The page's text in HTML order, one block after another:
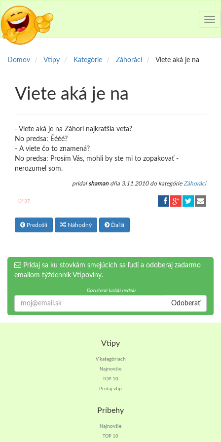
Domov Vtipy Kategórie Záhoráci Viete aká je na
Viete aká je na
- Viete aká je na Záhorí najkratšia veta?
No predsa: Éééé?
- A viete čo to znamená?
No predsa: Prosím Vás, mohli by ste mi to zopakovať -
nerozumel som.
pridal shamandňa 3.11.2010 do kategórie Záhoráci
37
Predošlí Náhodný Ďaľší
Pridaj sa ku stovkám smejúcich sa ľudí a odoberaj zadarmo
emailom týždenník Vtipoviny.
Doručené každú nedeľu
Odoberať
Vtipy
V kategóriach
Najnovšie
TOP 10
Pridaj vtip
Príbehy
Najnovšie
TOP 10